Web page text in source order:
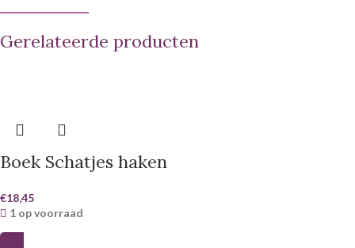
Gerelateerde producten
Boek Schatjes haken
€18,45
1 op voorraad